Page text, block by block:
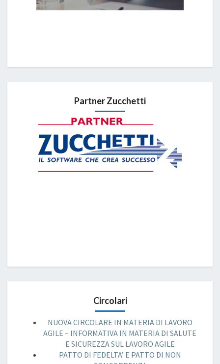
Partner Zucchetti
Circolari
NUOVA CIRCOLARE IN MATERIA DI LAVORO
AGILE – INFORMATIVA IN MATERIA DI SALUTE
E SICUREZZA SUL LAVORO AGILE
PATTO DI FEDELTA’ E PATTO DI NON